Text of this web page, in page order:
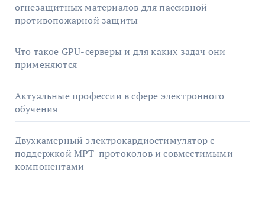
огнезащитных материалов для пассивной
противопожарной защиты
Что такое GPU-серверы и для каких задач они
применяются
Актуальные профессии в сфере электронного
обучения
Двухкамерный электрокардиостимулятор с
поддержкой МРТ-протоколов и совместимыми
компонентами